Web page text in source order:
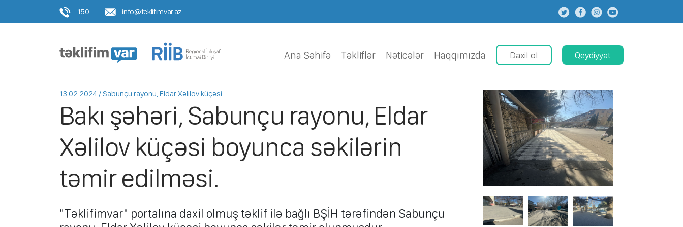
150 info@teklifimvar.az
Ana Səhifə Tǝkliflǝr Nǝticǝlǝr Haqqımızda Daxil ol Qeydiyyat
13.02.2024 / Sabunçu rayonu, Eldar Xəlilov küçəsi
Bakı şəhəri, Sabunçu rayonu, Eldar
Xəlilov küçəsi boyunca səkilərin
təmir edilməsi.
"Təklifimvar" portalına daxil olmuş təklif ilə bağlı BŞİH tərəfindən Sabunçu